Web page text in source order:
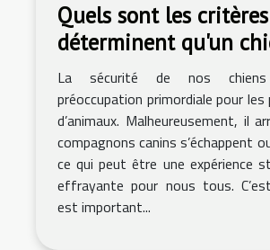
Quels sont les
déterminent qu'un
été retrouvé en
La sécurité de nos
préoccupation primordiale pour
d’animaux. Malheureusement, il
compagnons canins s’échappent
ce qui peut être une expérience
effrayante pour nous tous.
est important...